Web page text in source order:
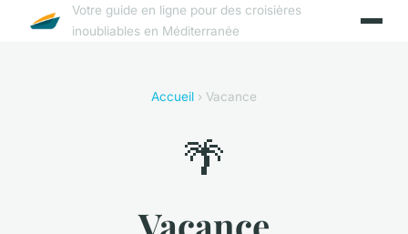
Votre guide en ligne pour des croisières
inoubliables en Méditerranée
Accueil › Vacance
🌴